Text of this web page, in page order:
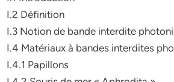
I.2 Définition
I.3 Notion de bande interdite
I.4 Matériaux à bandes interdites
I.4.1 Papillons